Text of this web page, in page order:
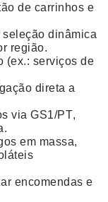
de carrinhos e
seleção dinâmica
região.
(ex.: serviços de
direta a
via GS1/PT,
em massa,
encomendas e